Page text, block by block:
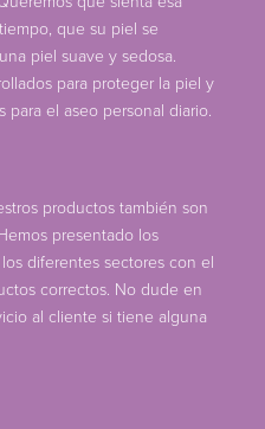
que su piel se
piel suave y sedosa.
para proteger la piel y
el aseo personal diario.
productos también son
presentado los
diferentes sectores con el
correctos. No dude en
al cliente si tiene alguna